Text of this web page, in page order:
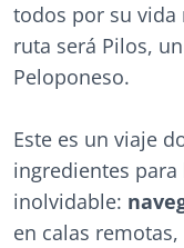
todos por su vida
ruta será Pilos,
Peloponeso.
Este es un viaje
ingredientes para
inolvidable:
en calas